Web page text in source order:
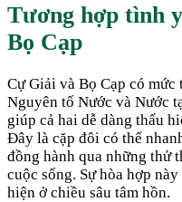
Tương hợp tình
Bọ Cạp
Cự Giải và Bọ Cạp có
Nguyên tố Nước và Nước
giúp cả hai dễ dàng thấu
Đây là cặp đôi có thể
đồng hành qua những thử
cuộc sống. Sự hòa hợp
hiện ở chiều sâu tâm hồn.